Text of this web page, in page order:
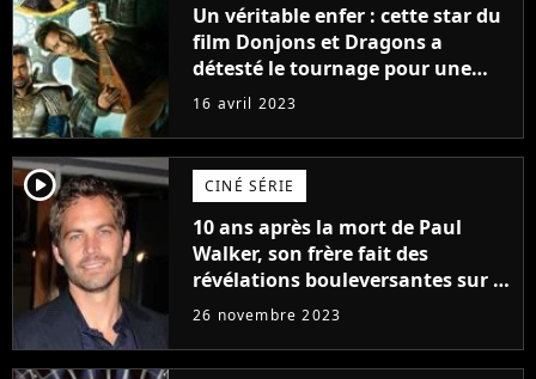
Un véritable enfer : cette star du
film Donjons et Dragons a
détesté le tournage pour une
raison très spéciale
16 avril 2023
player2 CINÉ SÉRIE
10 ans après la mort de Paul
Walker, son frère fait des
révélations bouleversantes sur la
réaction des acteurs de Fast and
26 novembre 2023